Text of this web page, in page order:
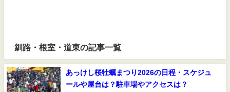
釧路・根室・道東の記事一覧
あっけし桜牡蠣まつり2026の日程・スケジュ
ールや屋台は？駐車場やアクセスは？